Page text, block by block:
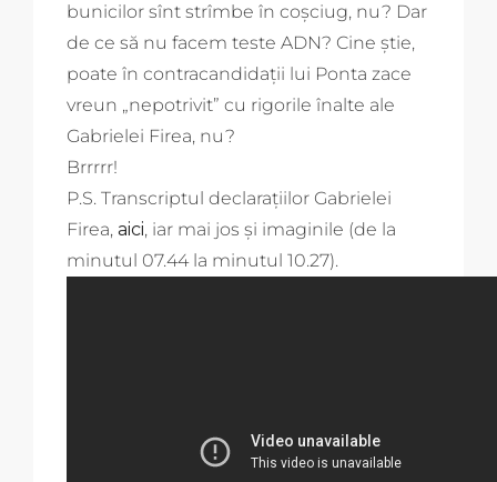
bunicilor sînt strîmbe în coșciug, nu? Dar
de ce să nu facem teste ADN? Cine știe,
poate în contracandidații lui Ponta zace
vreun „nepotrivit” cu rigorile înalte ale
Gabrielei Firea, nu?
Brrrrr!
P.S. Transcriptul declarațiilor Gabrielei
Firea, aici, iar mai jos și imaginile (de la
minutul 07.44 la minutul 10.27).